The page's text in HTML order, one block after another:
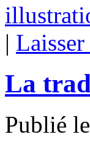
|
La
Publié le